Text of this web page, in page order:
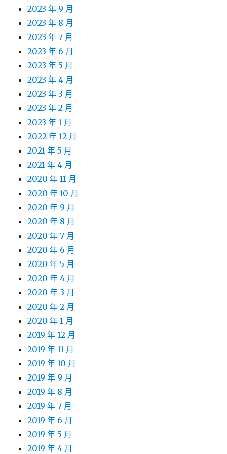
2023 年 9 月
2023 年 8 月
2023 年 7 月
2023 年 6 月
2023 年 5 月
2023 年 4 月
2023 年 3 月
2023 年 2 月
2023 年 1 月
2022 年 12 月
2021 年 5 月
2021 年 4 月
2020 年 11 月
2020 年 10 月
2020 年 9 月
2020 年 8 月
2020 年 7 月
2020 年 6 月
2020 年 5 月
2020 年 4 月
2020 年 3 月
2020 年 2 月
2020 年 1 月
2019 年 12 月
2019 年 11 月
2019 年 10 月
2019 年 9 月
2019 年 8 月
2019 年 7 月
2019 年 6 月
2019 年 5 月
2019 年 4 月